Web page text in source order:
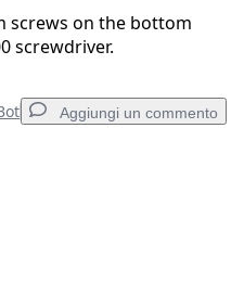
screws on the bottom
screwdriver.
Aggiungi un commento